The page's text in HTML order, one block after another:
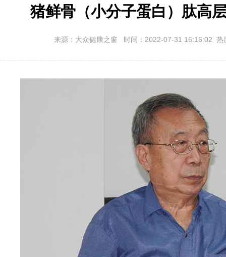
猪鲜骨（小分子蛋白）肽高
来源：大众健康之窗 时间：2022-07-31 16:16:02